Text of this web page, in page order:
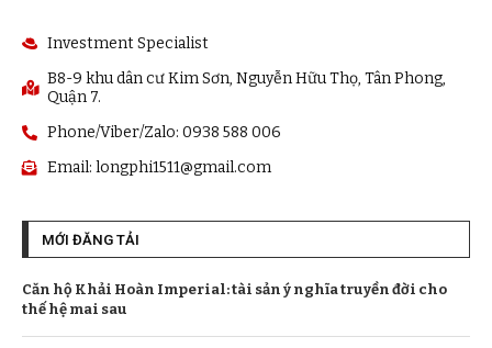
Investment Specialist
B8-9 khu dân cư Kim Sơn, Nguyễn Hữu Thọ, Tân Phong,
Quận 7.
Phone/Viber/Zalo: 0938 588 006
Email: longphi1511@gmail.com
MỚI ĐĂNG TẢI
Căn hộ Khải Hoàn Imperial: tài sản ý nghĩa truyền đời cho
thế hệ mai sau